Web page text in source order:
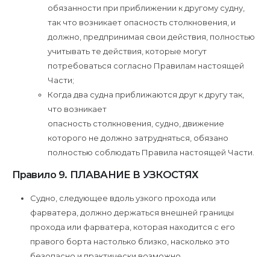
обязанности при приближении к другому судну,
так что возникает опасность столкновения, и
должно, предпринимая свои действия, полностью
учитывать те действия, которые могут
потребоваться согласно Правилам настоящей
Части;
Когда два судна приближаются друг к другу так,
что возникает
опасность столкновения, судно, движение
которого не должно затрудняться, обязано
полностью соблюдать Правила настоящей Части.
Правило 9. ПЛАВАНИЕ В УЗКОСТЯХ
Судно, следующее вдоль узкого прохода или
фарватера, должно держаться внешней границы
прохода или фарватера, которая находится с его
правого борта настолько близко, насколько это